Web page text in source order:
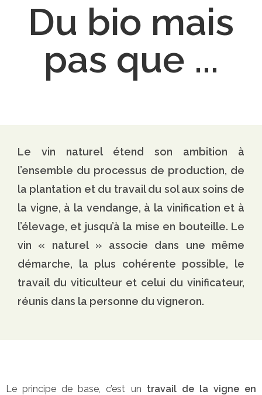
Du bio mais
pas que ...
Le vin naturel étend son ambition à
l’ensemble du processus de production, de
la plantation et du travail du sol aux soins de
la vigne, à la vendange, à la vinification et à
l’élevage, et jusqu’à la mise en bouteille. Le
vin « naturel » associe dans une même
démarche, la plus cohérente possible, le
travail du viticulteur et celui du vinificateur,
réunis dans la personne du vigneron.
Le principe de base, c’est un travail de la vigne en